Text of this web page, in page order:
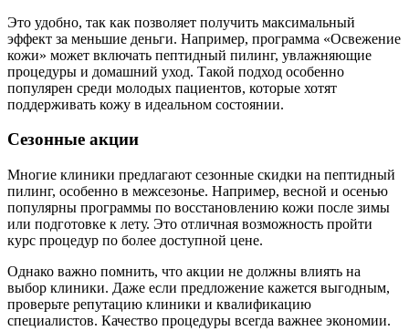
Это удобно, так как позволяет получить максимальный
эффект за меньшие деньги. Например, программа «Освежение
кожи» может включать пептидный пилинг, увлажняющие
процедуры и домашний уход. Такой подход особенно
популярен среди молодых пациентов, которые хотят
поддерживать кожу в идеальном состоянии.
Сезонные акции
Многие клиники предлагают сезонные скидки на пептидный
пилинг, особенно в межсезонье. Например, весной и осенью
популярны программы по восстановлению кожи после зимы
или подготовке к лету. Это отличная возможность пройти
курс процедур по более доступной цене.
Однако важно помнить, что акции не должны влиять на
выбор клиники. Даже если предложение кажется выгодным,
проверьте репутацию клиники и квалификацию
специалистов. Качество процедуры всегда важнее экономии.